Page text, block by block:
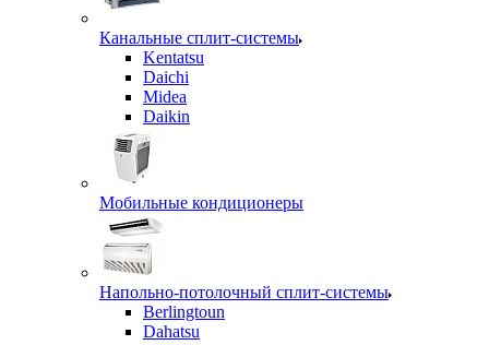
Канальные сплит-системы
Kentatsu
Daichi
Midea
Daikin
Мобильные кондиционеры
Напольно-потолочный сплит-системы
Berlingtoun
Dahatsu